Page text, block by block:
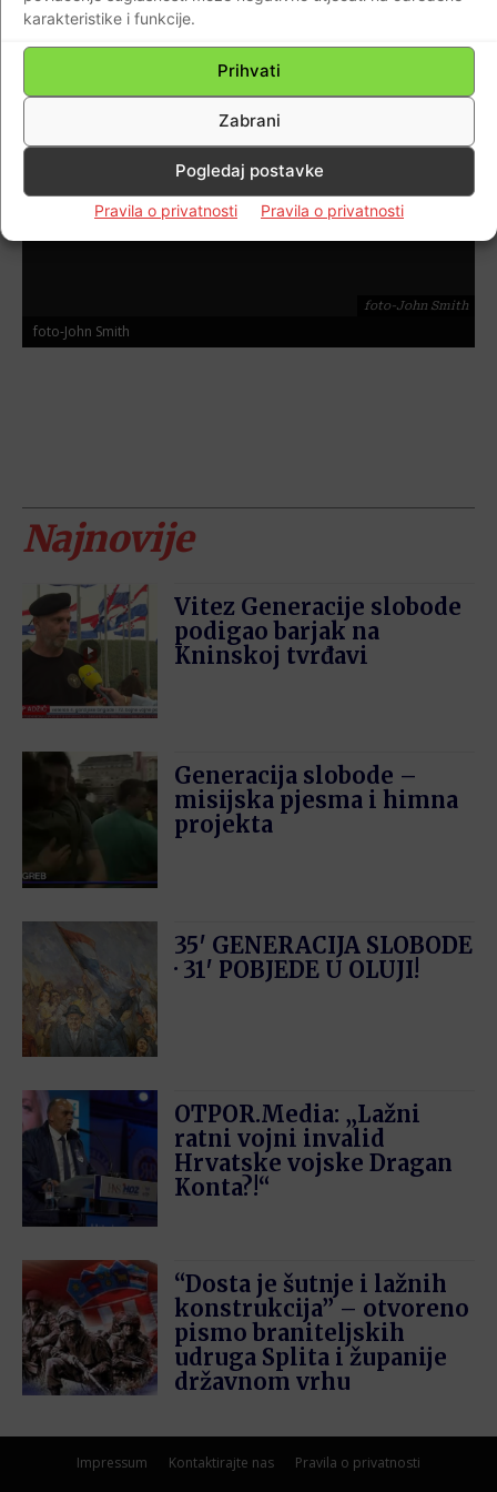
karakteristike i funkcije.
Prihvati
Zabrani
Pogledaj postavke
Pravila o privatnosti Pravila o privatnosti
foto-John Smith
foto-John Smith
foto-John Smith
Najnovije
Vitez Generacije slobode
podigao barjak na
Kninskoj tvrđavi
Generacija slobode –
misijska pjesma i himna
projekta
35′ GENERACIJA SLOBODE
· 31′ POBJEDE U OLUJI!
OTPOR.Media: „Lažni
ratni vojni invalid
Hrvatske vojske Dragan
Konta?!“
“Dosta je šutnje i lažnih
konstrukcija” – otvoreno
pismo braniteljskih
udruga Splita i županije
državnom vrhu
Impressum Kontaktirajte nas Pravila o privatnosti